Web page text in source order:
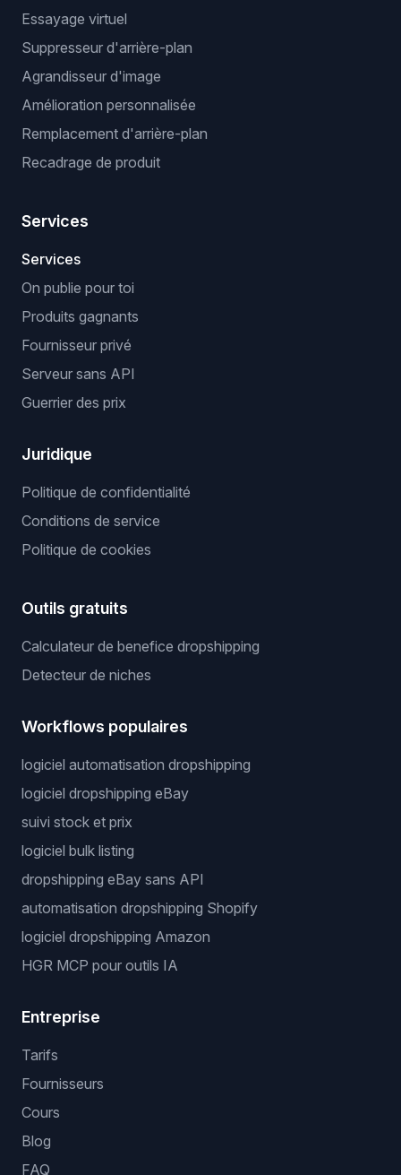
Essayage virtuel
Suppresseur d'arrière-plan
Agrandisseur d'image
Amélioration personnalisée
Remplacement d'arrière-plan
Recadrage de produit
Services
Services
On publie pour toi
Produits gagnants
Fournisseur privé
Serveur sans API
Guerrier des prix
Juridique
Politique de confidentialité
Conditions de service
Politique de cookies
Outils gratuits
Calculateur de benefice dropshipping
Detecteur de niches
Workflows populaires
logiciel automatisation dropshipping
logiciel dropshipping eBay
suivi stock et prix
logiciel bulk listing
dropshipping eBay sans API
automatisation dropshipping Shopify
logiciel dropshipping Amazon
HGR MCP pour outils IA
Entreprise
Tarifs
Fournisseurs
Cours
Blog
FAQ